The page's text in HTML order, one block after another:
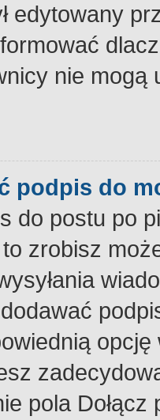
edytowany
nie
podpis do
do postu po
zrobisz
pola